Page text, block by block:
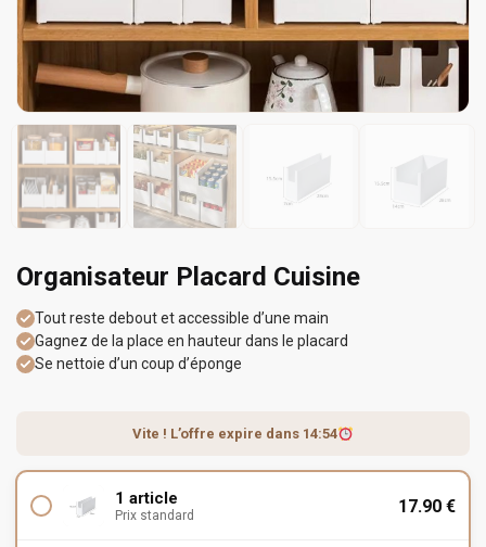
Organisateur Placard Cuisine
Tout reste debout et accessible d’une main
Gagnez de la place en hauteur dans le placard
Se nettoie d’un coup d’éponge
Vite ! L’offre expire dans 14:54
1 article
Prix standard 17.90 €